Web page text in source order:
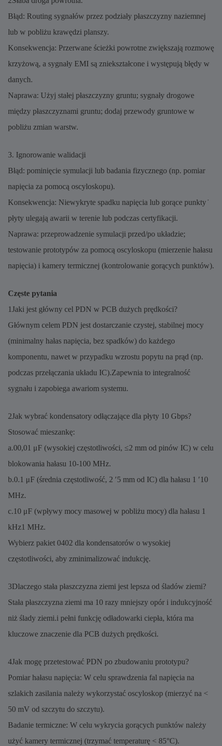
Błąd: Routing sygnałów przez podziały płaszczyzny naziemnej
lub w pobliżu krawędzi planszy.
Konsekwencja: Przerwane ścieżki powrotne zwiększają rozmowę
krzyżową, a sygnały EMI są zniekształcone i występują błędy w
danych.
Naprawa: Użyj stałej płaszczyzny gruntu; sygnały drogowe
między płaszczyznami gruntu; dodaj przewody gruntowe w
pobliżu zmian warstw.
3. Ignorowanie walidacji
Błąd: pominięcie symulacji lub badania fizycznego (np. pomiar
napięcia za pomocą oscyloskopu).
Konsekwencja: Niewykryte spadku napięcia lub gorące punkty ̇
płyty ulegają awarii w terenie lub podczas certyfikacji.
Naprawa: przeprowadzenie symulacji przed/po układzie;
testowanie prototypów za pomocą oscyloskopu (mierzenie hałasu
napięcia) i kamery termicznej (kontrolowanie gorących punktów).
Częste pytania
1Jaki jest główny cel PDN w PCB dużych prędkości?
Głównym celem PDN jest dostarczanie czystej, stabilnej mocy
(minimalny hałas napięcia, bez spadków) do każdego
komponentu, nawet w przypadku wzrostu popytu na prąd (np.
podczas przełączania układu IC).Zapewnia to integralność
sygnału i zapobiega awariom systemu.
2Jak wybrać kondensatory odłączające dla płyty 10 Gbps?
Stosować mieszankę:
a.00,01 μF (wysokiej częstotliwości, ≤2 mm od pinów IC) w celu
blokowania hałasu 10-100 MHz.
b.0.1 μF (średnia częstotliwość, 2 ′5 mm od IC) dla hałasu 1 ′10
MHz.
c.10 μF (wpływy mocy masowej w pobliżu mocy) dla hałasu 1
kHz1 MHz.
Wybierz pakiet 0402 dla kondensatorów o wysokiej
częstotliwości, aby zminimalizować indukcję.
3Dlaczego stała płaszczyzna ziemi jest lepsza od śladów ziemi?
Stała płaszczyzna ziemi ma 10 razy mniejszy opór i indukcyjność
niż ślady ziemi.i pełni funkcję odładowarki ciepła, która ma
kluczowe znaczenie dla PCB dużych prędkości.
4Jak mogę przetestować PDN po zbudowaniu prototypu?
Pomiar hałasu napięcia: W celu sprawdzenia fal napięcia na
szlakich zasilania należy wykorzystać oscyloskop (mierzyć na <
50 mV od szczytu do szczytu).
Badanie termiczne: W celu wykrycia gorących punktów należy
użyć kamery termicznej (trzymać temperaturę < 85°C).